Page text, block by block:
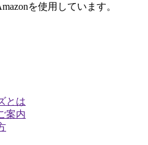
を使用しています。
とは
案内